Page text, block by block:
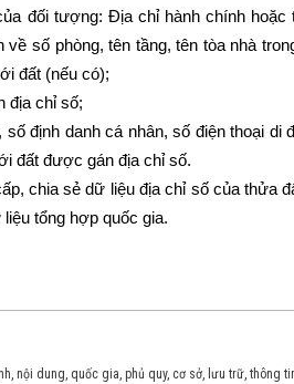
đối tượng: Địa chỉ hành chính hoặc
số phòng, tên tầng, tên tòa nhà
đất (nếu có);
địa chỉ số;
định danh cá nhân, số điện thoại di
đất được gán địa chỉ số.
chia sẻ dữ liệu địa chỉ số của thửa
tổng hợp quốc gia.
, nội dung, quốc gia, phủ quy, cơ sở, lưu trữ, thông